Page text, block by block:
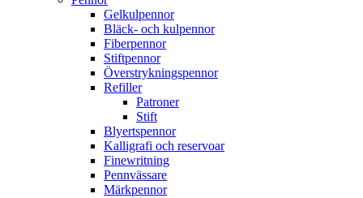
Gelkulpennor
Bläck- och kulpennor
Fiberpennor
Stiftpennor
Överstrykningspennor
Refiller
Patroner
Stift
Blyertspennor
Kalligrafi och reservoar
Finewritning
Pennvässare
Märkpennor